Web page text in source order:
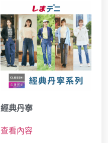
經典丹寧
查看內容